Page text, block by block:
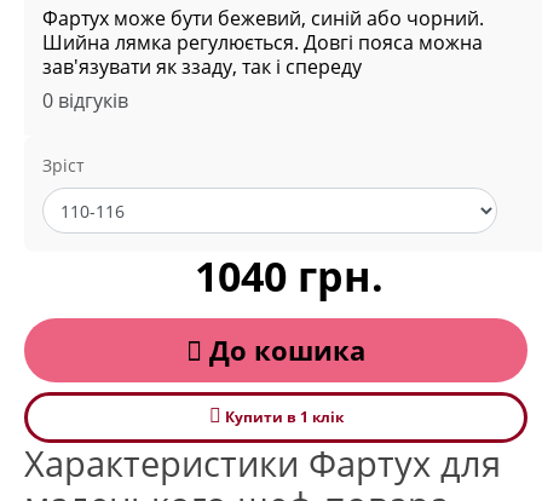
Фартух може бути бежевий, синій або чорний.
Шийна лямка регулюється. Довгі пояса можна
зав'язувати як ззаду, так і спереду
0 відгуків
Зріст
1040 грн.
До кошика
Купити в 1 клiк
Характеристики Фартух для